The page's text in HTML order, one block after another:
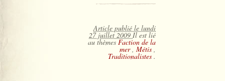
Article publié le lundi
27 juillet 2009Il est lié
au thèmesFaction de la
mer, Métis ,
Traditionalistes .